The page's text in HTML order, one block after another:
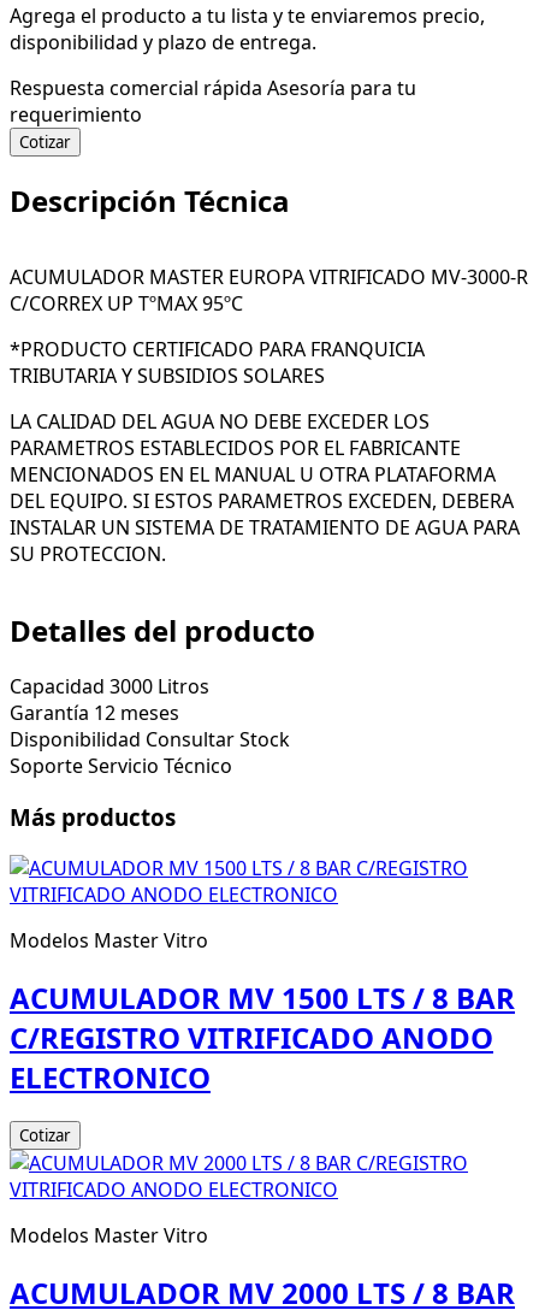
Agrega el producto a tu lista y te enviaremos precio,
disponibilidad y plazo de entrega.
Respuesta comercial rápida Asesoría para tu
requerimiento
Cotizar
Descripción Técnica
ACUMULADOR MASTER EUROPA VITRIFICADO MV-3000-R
C/CORREX UP TºMAX 95ºC
*PRODUCTO CERTIFICADO PARA FRANQUICIA
TRIBUTARIA Y SUBSIDIOS SOLARES
LA CALIDAD DEL AGUA NO DEBE EXCEDER LOS
PARAMETROS ESTABLECIDOS POR EL FABRICANTE
MENCIONADOS EN EL MANUAL U OTRA PLATAFORMA
DEL EQUIPO. SI ESTOS PARAMETROS EXCEDEN, DEBERA
INSTALAR UN SISTEMA DE TRATAMIENTO DE AGUA PARA
SU PROTECCION.
Detalles del producto
Capacidad 3000 Litros
Garantía 12 meses
Disponibilidad Consultar Stock
SoporteServicio Técnico
Más productos
Modelos Master Vitro
ACUMULADOR MV 1500 LTS / 8 BAR
C/REGISTRO VITRIFICADO ANODO
ELECTRONICO
Cotizar
Modelos Master Vitro
ACUMULADOR MV 2000 LTS / 8 BAR